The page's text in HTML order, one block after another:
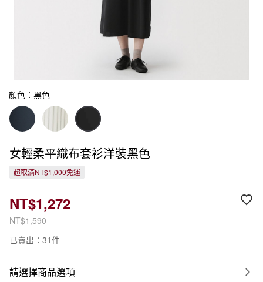
顏色：黑色
女輕柔平織布套衫洋裝黑色
超取滿NT$1,000免運
NT$1,590
NT$1,272
已賣出：31件
請選擇商品選項